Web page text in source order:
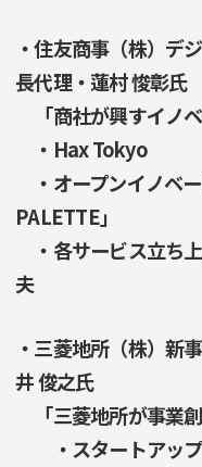
・住友商事（株）デ
長代理・蓮村 悛彰氏
「商社が興すイノ
・Hax Tokyo
・オープンイノベ
PALETTE」
・各サービス立ち
夫
・三菱地所（株）新
井 俊之氏
「三菱地所が事業
・スタートアップ